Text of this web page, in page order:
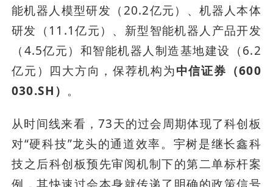
能机器人模型研发（20.2亿元）、机器人本体
研发（11.1亿元）、新型智能机器人产品开发
（4.5亿元）和智能机器人制造基地建设（6.2
亿元）四大方向，保荐机构为中信证券（600
030.SH） 。
从时间线来看，73天的过会周期体现了科创板
对“硬科技”龙头的通道效率。宇树是继长鑫科
技之后科创板预先审阅机制下的第二单标杆案